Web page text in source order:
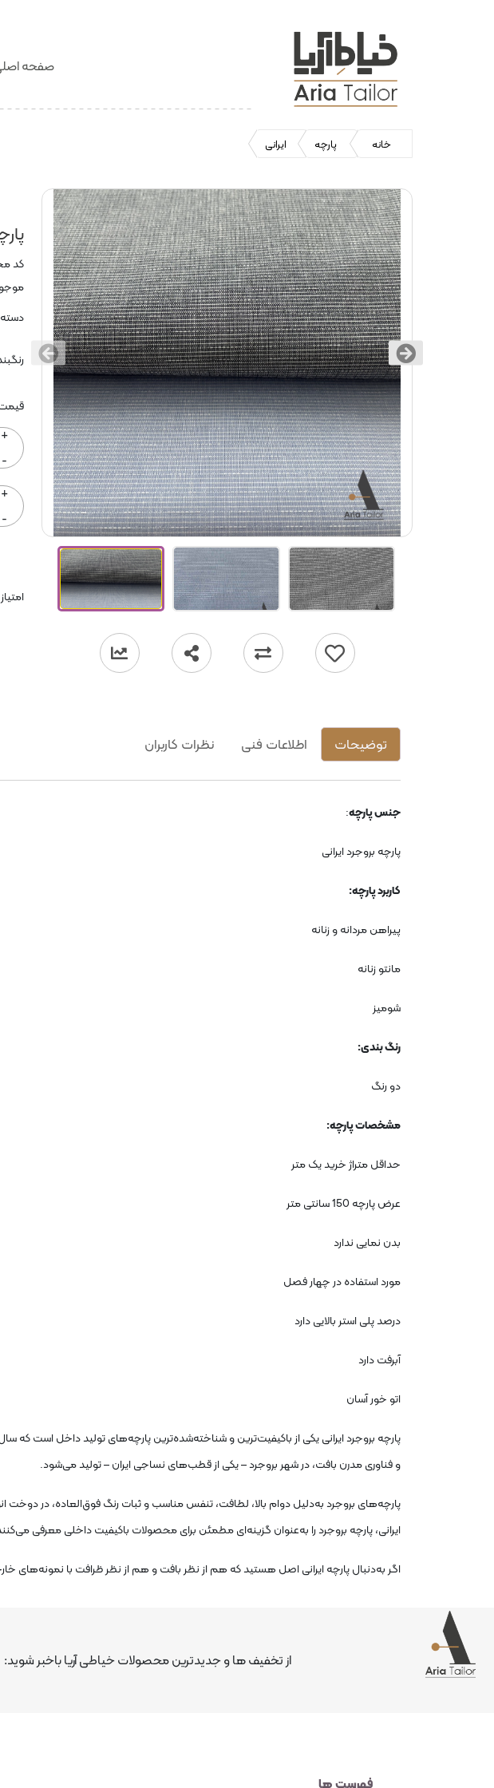
صفحه
خانه پارچه ایرانی
کد
-
+
-
+
امتیاز
توضیحات اطلاعات فنی نظرات کاربران
جنس پارچه:
پارچه بروجرد ایرانی
کاربرد پارچه:
پیراهن مردانه و زنانه
مانتو زنانه
شومیز
رنگ بندی:
دو رنگ
مشخصات پارچه:
حداقل متراژ خرید یک متر
عرض پارچه 150 سانتی متر
بدن نمایی ندارد
مورد استفاده در چهار فصل
درصد پلی استر بالایی دارد
آبرفت دارد
اتو خور آسان
پارچه بروجرد ایرانییکی از باکیفیت‌ترین و شناخته‌شده‌ترین پارچه‌های تولید داخل است که
و فناوری مدرن بافت، در شهر بروجرد – یکی از قطب‌های نساجی ایران – تولید می‌شود.
پارچه‌های بروجرد به‌دلیل دوام بالا، لطافت، تنفس مناسب و ثبات رنگ فوق‌العاده، در دوخت
ایرانی،پارچه بروجردرا به‌عنوان گزینه‌ای مطمئن برای محصولات باکیفیت داخلی معرفی
اگر به‌دنبالپارچه ایرانی اصل هستید که هم از نظر بافت و هم از نظر ظرافت با نمونه‌های
از تخفیف ها و جدیدترین محصولات خیاطی آریا باخبر شوید:
فهرست ها